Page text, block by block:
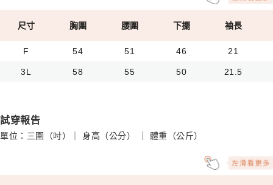
尺寸 胸圍 腰圍 下擺 袖長
F 54 51 46 21
3L 58 55 50 21.5
試穿報告
單位：三圍（吋）｜ 身高（公分） ｜ 體重（公斤）